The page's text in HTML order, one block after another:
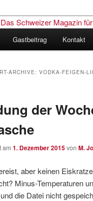
der
Gastbeitrag Kontakt
ARCHIVE: VODKA-FEIGEN-
der
am 1. Dezember 2015von M.
aber keinen
Minus-Temperaturen
die Datei nicht